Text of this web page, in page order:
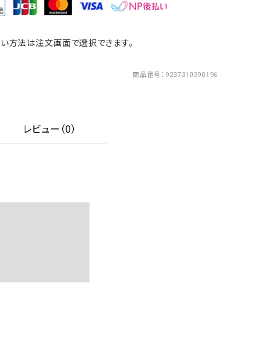
方法は注文画面で選択できます。
商品番号 9237310390196
レビュー（0）